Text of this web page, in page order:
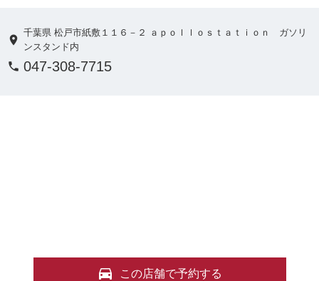
千葉県 松戸市紙敷１１６－２ ａｐｏｌｌｏｓｔａｔｉｏｎ ガソリ
ンスタンド内
047-308-7715
この店舗で予約する